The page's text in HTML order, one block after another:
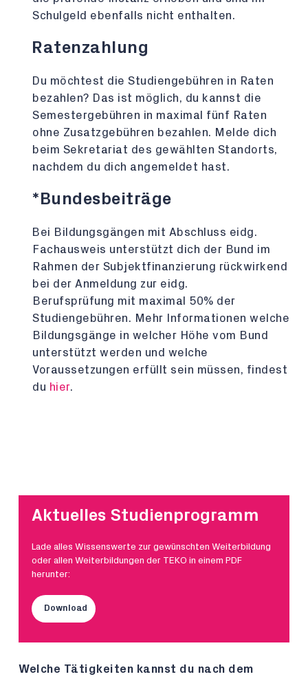
Schulgeld ebenfalls nicht enthalten.
Ratenzahlung
Du möchtest die Studiengebühren in Raten
bezahlen? Das ist möglich, du kannst die
Semestergebühren in maximal fünf Raten
ohne Zusatzgebühren bezahlen. Melde dich
beim Sekretariat des gewählten Standorts,
nachdem du dich angemeldet hast.
*Bundesbeiträge
Bei Bildungsgängen mit Abschluss eidg.
Fachausweis unterstützt dich der Bund im
Rahmen der Subjektfinanzierung rückwirkend
bei der Anmeldung zur eidg.
Berufsprüfung mit maximal 50% der
Studiengebühren. Mehr Informationen welche
Bildungsgänge in welcher Höhe vom Bund
unterstützt werden und welche
Voraussetzungen erfüllt sein müssen, findest
du hier.
Aktuelles Studienprogramm
Lade alles Wissenswerte zur gewünschten Weiterbildung
oder allen Weiterbildungen der TEKO in einem PDF
herunter:
Download
Welche Tätigkeiten kannst du nach dem